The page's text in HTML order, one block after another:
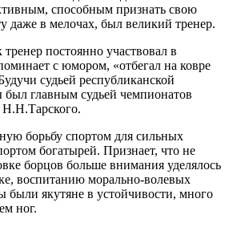
способным признать свою
даже в мелочах, был великий тренер.
постоянно участвовал в
с юмором, «отбегал на ковре
судьей республиканской
главным судьей чемпионатов
борьбу спортом для сильных
богатырей. Признает, что не
борцов больше внимания уделялось
воспитанию морально-волевых
были якутяне в устойчивости, много
ног.